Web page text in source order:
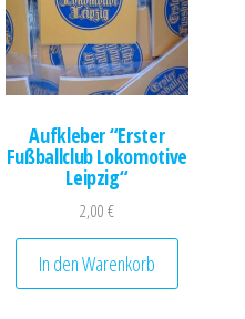
Aufkleber “Erster
Fußballclub Lokomotive
Leipzig“
2,00€
In den Warenkorb